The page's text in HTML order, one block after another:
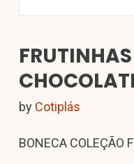
by Cotiplás
BONECA COLEÇÃO